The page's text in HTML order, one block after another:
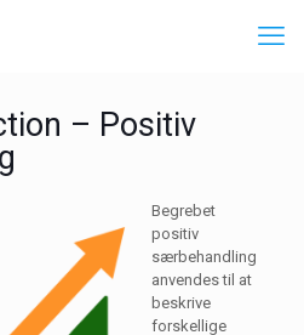
– Positiv
Begrebet
positiv
særbehandling
anvendes til at
beskrive
forskellige